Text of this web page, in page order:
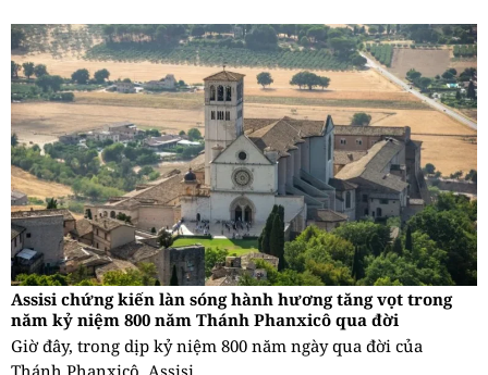
Assisi chứng kiến làn sóng hành hương tăng vọt trong
năm kỷ niệm 800 năm Thánh Phanxicô qua đời
Giờ đây, trong dịp kỷ niệm 800 năm ngày qua đời của
Thánh Phanxicô, Assisi...